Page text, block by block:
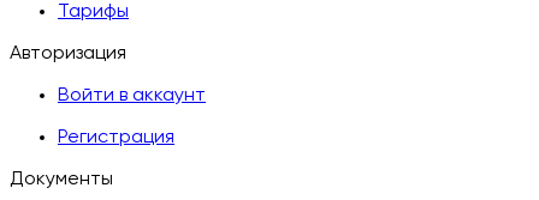
Тарифы
Авторизация
Войти в аккаунт
Регистрация
Документы